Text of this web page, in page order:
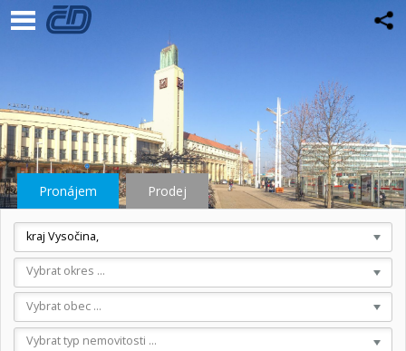
Pronájem Prodej
kraj Vysočina,
Vybrat okres ...
Vybrat obec ...
Vybrat typ nemovitosti ...